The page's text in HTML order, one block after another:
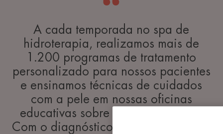
A cada temporada no spa de
hidroterapia, realizamos mais de
1.200 programas de tratamento
personalizado para nossos pacientes
e ensinamos técnicas de cuidados
com a pele em nossas oficinas
educativas sobre a saúde da pele.
Com o diagnóstico on-line, queremos